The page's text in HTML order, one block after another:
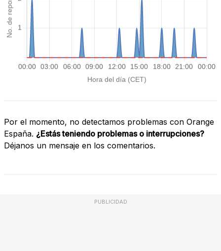
Por el momento, no detectamos problemas con Orange
España. ¿Estás teniendo problemas o interrupciones?
Déjanos un mensaje en los comentarios.
PUBLICIDAD